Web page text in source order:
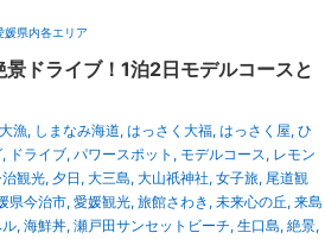
媛県内各エリア
景ドライブ！1泊2日モデルコースと
漁, しまなみ海道, はっさく大福, はっさく屋, ひ
, ドライブ, パワースポット , モデルコース, レモン
観光, 夕日 , 大三島, 大山祇神社, 女子旅, 尾道観
県今治市, 愛媛観光, 旅館さわき , 未来心の丘, 来島
, 海鮮丼, 瀬戸田サンセットビーチ, 生口島, 絶景,